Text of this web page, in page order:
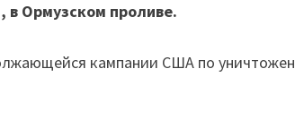
в Ормузском проливе.
кампании США по